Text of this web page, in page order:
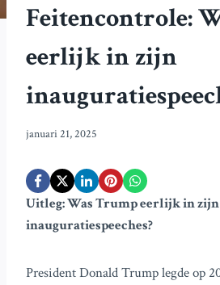
Feitencontrole:
eerlijk in zijn
januari 21, 2025
Uitleg: Was Trump eerlijk in zijn
inauguratiespeeches?
President Donald Trump legde op